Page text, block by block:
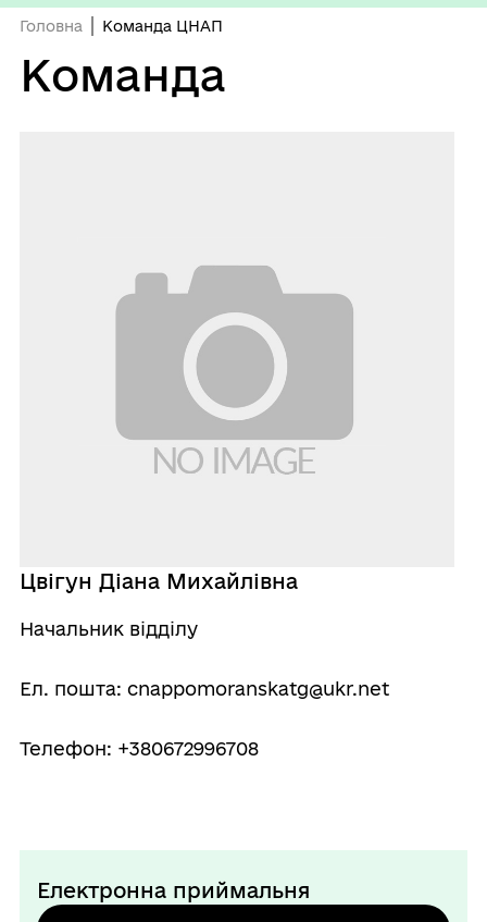
Головна Команда ЦНАП
Команда
Цвігун Діана Михайлівна
Начальник відділу
Ел. пошта: cnappomoranskatg@ukr.net
Телефон: +380672996708
Електронна приймальня